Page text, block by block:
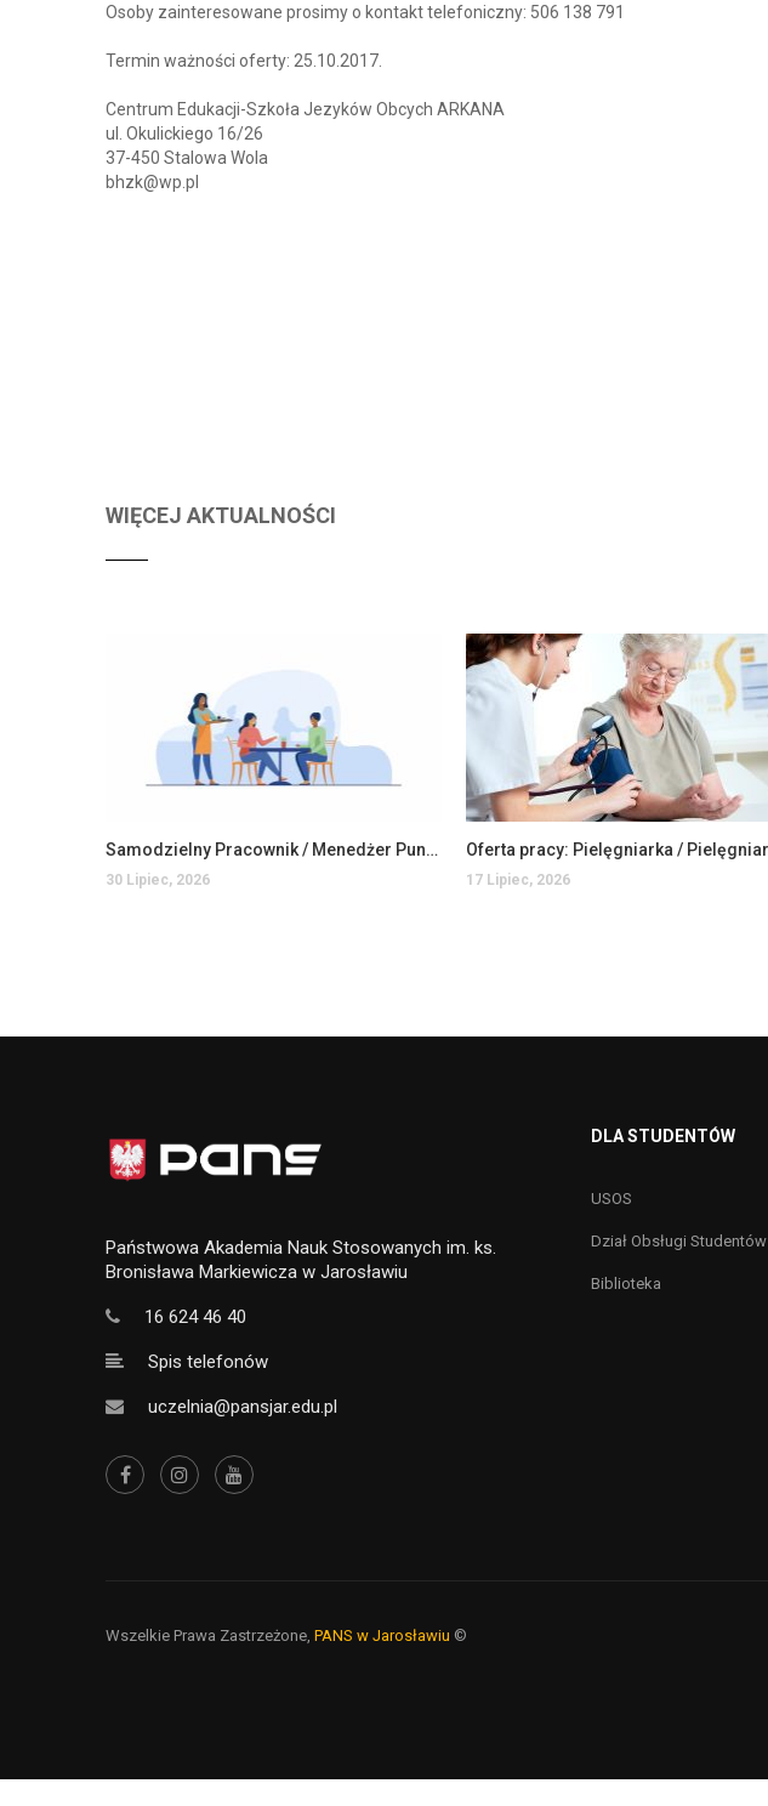
Osoby zainteresowane prosimy o kontakt telefoniczny: 506 138 791
Termin ważności oferty: 25.10.2017.
Centrum Edukacji-Szkoła Jezyków Obcych ARKANA
ul. Okulickiego 16/26
37-450 Stalowa Wola
bhzk@wp.pl
WIĘCEJ AKTUALNOŚCI
Samodzielny Pracownik / Menedżer Punktu Bistro Auchan Jarosław
30 Lipiec, 2026 17 Lipiec, 2026
Państwowa Akademia Nauk Stosowanych im. ks.
Bronisława Markiewicza w Jarosławiu
16 624 46 40
Spis telefonów
uczelnia@pansjar.edu.pl
DLA STUDENTÓW
USOS
Dział Obsługi Studentów
Biblioteka
Wszelkie Prawa Zastrzeżone, PANS w Jarosławiu ©